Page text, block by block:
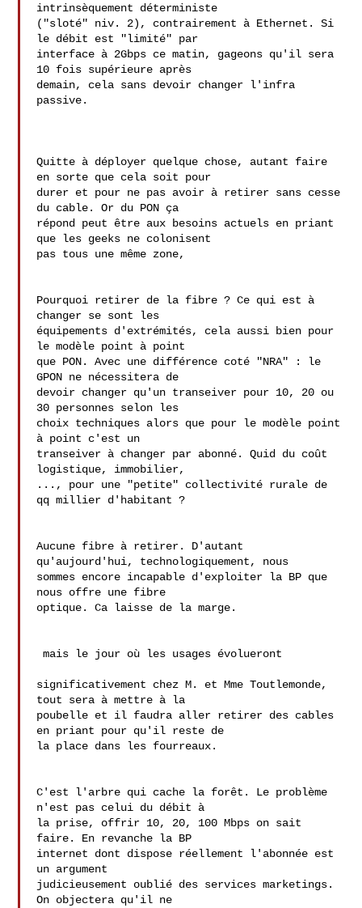
intrinsèquement déterministe
("sloté" niv. 2), contrairement à Ethernet. Si
le débit est "limité" par
interface à 2Gbps ce matin, gageons qu'il sera
10 fois supérieure après
demain, cela sans devoir changer l'infra
passive.
Quitte à déployer quelque chose, autant faire
en sorte que cela soit pour
durer et pour ne pas avoir à retirer sans cesse
du cable. Or du PON ça
répond peut être aux besoins actuels en priant
que les geeks ne colonisent
pas tous une même zone,
Pourquoi retirer de la fibre ? Ce qui est à
changer se sont les
équipements d'extrémités, cela aussi bien pour
le modèle point à point
que PON. Avec une différence coté "NRA" : le
GPON ne nécessitera de
devoir changer qu'un transeiver pour 10, 20 ou
30 personnes selon les
choix techniques alors que pour le modèle point
à point c'est un
transeiver à changer par abonné. Quid du coût
logistique, immobilier,
..., pour une "petite" collectivité rurale de
qq millier d'habitant ?
Aucune fibre à retirer. D'autant
qu'aujourd'hui, technologiquement, nous
sommes encore incapable d'exploiter la BP que
nous offre une fibre
optique. Ca laisse de la marge.
mais le jour où les usages évolueront
significativement chez M. et Mme Toutlemonde,
tout sera à mettre à la
poubelle et il faudra aller retirer des cables
en priant pour qu'il reste de
la place dans les fourreaux.
C'est l'arbre qui cache la forêt. Le problème
n'est pas celui du débit à
la prise, offrir 10, 20, 100 Mbps on sait
faire. En revanche la BP
internet dont dispose réellement l'abonnée est
un argument
judicieusement oublié des services marketings.
On objectera qu'il ne